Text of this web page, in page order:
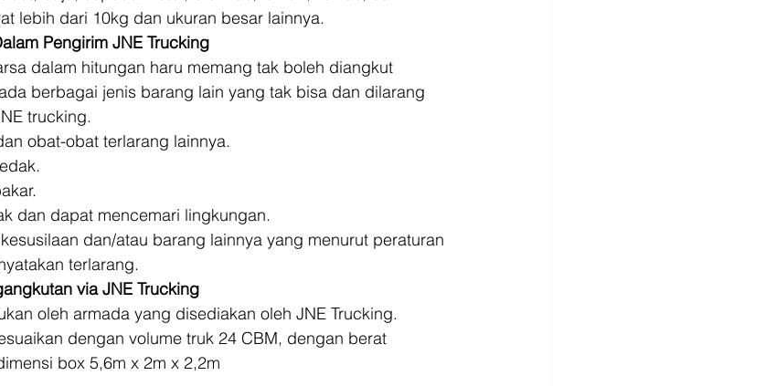
lebih dari 10kg dan ukuran besar lainnya.
Pengirim JNE Trucking
dalam hitungan haru memang tak boleh diangkut
berbagai jenis barang lain yang tak bisa dan dilarang
trucking.
obat-obat terlarang lainnya.
dan dapat mencemari lingkungan.
dan/atau barang lainnya yang menurut peraturan
terlarang.
via JNE Trucking
oleh armada yang disediakan oleh JNE Trucking.
dengan volume truk 24 CBM, dengan berat
box 5,6m x 2m x 2,2m